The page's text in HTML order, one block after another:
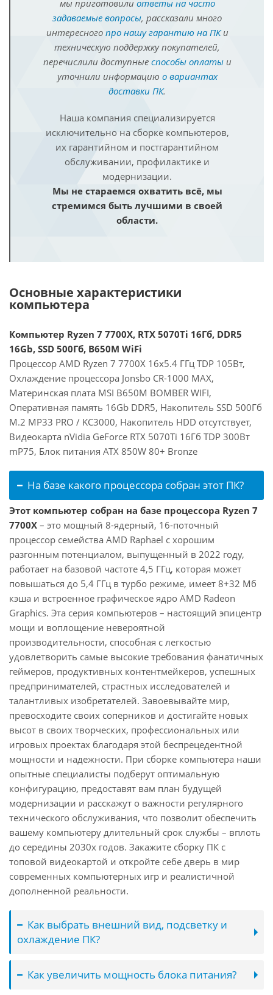
мы приготовили ответы на часто
задаваемые вопросы, рассказали много
интересного про нашу гарантию на ПКи
техническую поддержку покупателей,
перечислили доступные способы оплатыи
уточнили информацию о вариантах
доставки ПК.
Наша компания специализируется
исключительно на сборке компьютеров,
их гарантийном и постгарантийном
обслуживании, профилактике и
модернизации.
Мы не стараемся охватить всё, мы
стремимся быть лучшими в своей
области.
Основные характеристики
компьютера
Компьютер Ryzen 7 7700X, RTX 5070Ti 16Гб, DDR5
16Gb, SSD 500Гб, B650M WiFi
Процессор AMD Ryzen 7 7700X 16x5.4 ГГц TDP 105Вт,
Охлаждение процессора Jonsbo CR-1000 MAX,
Материнская плата MSI B650M BOMBER WIFI,
Оперативная память 16Gb DDR5, Накопитель SSD 500Гб
M.2 MP33 PRO / KC3000, Накопитель HDD отсутствует,
Видеокарта nVidia GeForce RTX 5070Ti 16Гб TDP 300Вт
mP75, Блок питания ATX 850W 80+ Bronze
На базе какого процессора собран этот ПК?
Этот компьютер собран на базе процессора Ryzen 7
7700X – это мощный 8-ядерный, 16-поточный
процессор семейства AMD Raphael с хорошим
разгонным потенциалом, выпущенный в 2022 году,
работает на базовой частоте 4,5 ГГц, которая может
повышаться до 5,4 ГГц в турбо режиме, имеет 8+32 Мб
кэша и встроенное графическое ядро AMD Radeon
Graphics. Эта серия компьютеров – настоящий эпицентр
мощи и воплощение невероятной
производительности, способная с легкостью
удовлетворить самые высокие требования фанатичных
геймеров, продуктивных контентмейкеров, успешных
предпринимателей, страстных исследователей и
талантливых изобретателей. Завоевывайте мир,
превосходите своих соперников и достигайте новых
высот в своих творческих, профессиональных или
игровых проектах благодаря этой беспрецедентной
мощности и надежности. При сборке компьютера наши
опытные специалисты подберут оптимальную
конфигурацию, предоставят вам план будущей
модернизации и расскажут о важности регулярного
технического обслуживания, что позволит обеспечить
вашему компьютеру длительный срок службы – вплоть
до середины 2030х годов. Закажите сборку ПК с
топовой видеокартой и откройте себе дверь в мир
современных компьютерных игр и реалистичной
дополненной реальности.
Как выбрать внешний вид, подсветку и
охлаждение ПК?
Как увеличить мощность блока питания?